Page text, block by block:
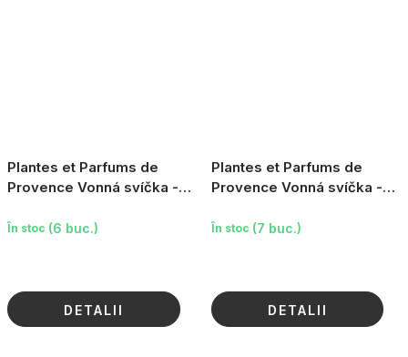
Plantes et Parfums de
Provence Vonná svíčka -
În stoc (6 buc.)
DETALII
Plantes et Parfums de
Provence Vonná svíčka -
În stoc (7 buc.)
DETALII